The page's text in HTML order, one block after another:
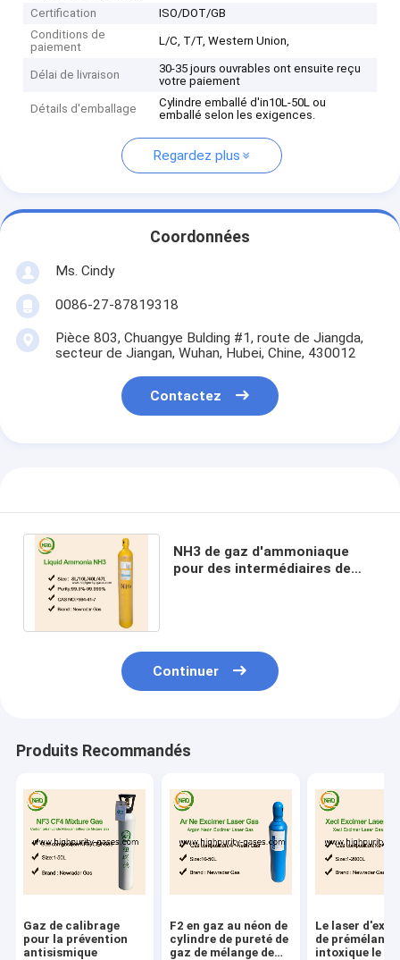
Certification
ISO/DOT/GB
Conditions de
paiement
L/C, T/T, Western Union,
Délai de livraison
30-35 jours ouvrables ont ensuite reçu
votre paiement
Détails d'emballage
Cylindre emballé d'in10L-50L ou
emballé selon les exigences.
Regardez plus
Coordonnées
Ms. Cindy
0086-27-87819318
Pièce 803, Chuangye Bulding #1, route de Jiangda,
secteur de Jiangan, Wuhan, Hubei, Chine, 430012
Contactez
NH3 de gaz d'ammoniaque
pour des intermédiaires de
Continuer
Produits Recommandés
Gaz de calibrage
pour la prévention
antisismique
F2 en gaz au néon de
cylindre de pureté de
gaz de mélange de
Le laser
de prémélange
intoxique le